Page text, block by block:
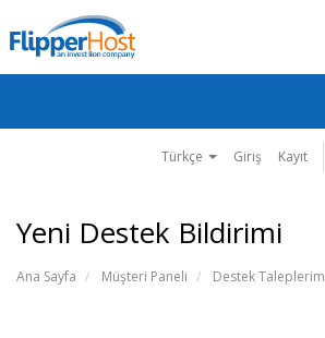
Türkçe Giriş Kayıt
Yeni Destek Bildirimi
Ana Sayfa Müşteri Paneli Destek Taleplerim